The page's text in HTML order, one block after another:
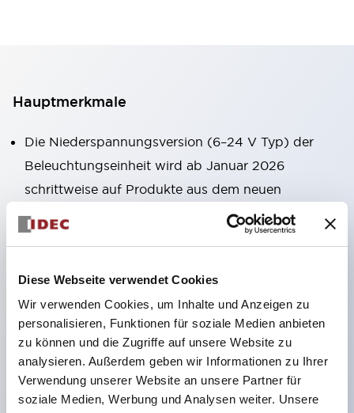
Diese Webseite verwendet Cookies
Wir verwenden Cookies, um Inhalte und Anzeigen zu
personalisieren, Funktionen für soziale Medien anbieten
zu können und die Zugriffe auf unsere Website zu
analysieren. Außerdem geben wir Informationen zu Ihrer
Verwendung unserer Website an unsere Partner für
soziale Medien, Werbung und Analysen weiter. Unsere
Hauptmerkmale
Die Niederspannungsversion (6–24 V Typ) der
Beleuchtungseinheit wird ab Januar 2026
schrittweise auf Produkte aus dem neuen
Katalogmodell umgestellt.
Ausgestattet mit HW-U-Kontaktblöcken, die eine
Schutzart IP20 bieten.
LED-Lampen für Hochspannungstypen sind jetzt
verfügbar, und die Nennbetriebsspannung des
Direkttyps kann bis zu 240 V betragen.
LED-Lampe (LSRD-Lampe), die mit nur einer
Lampe sechs Farben darstellen kann. Bisher waren